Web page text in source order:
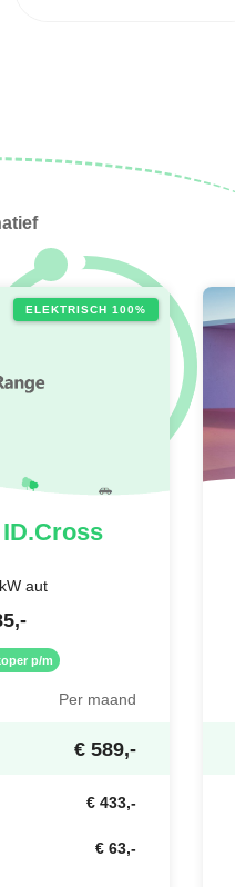
ELEKTRISCH 100%
ID.Cross
aut
,-
p/m
Per maand
€ 589,-
€ 433,-
€ 63,-